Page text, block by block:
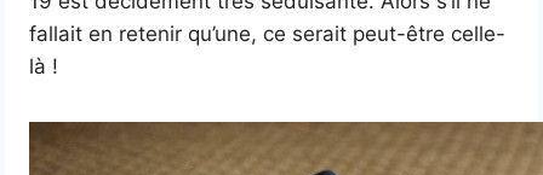
fallait en retenir qu’une, ce serait peut-être celle-
là !